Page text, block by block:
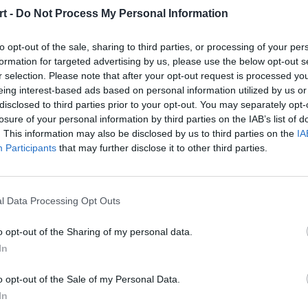
- Do Not Process My Personal Information
opt-out of the sale, sharing to third parties, or processing of your
for targeted advertising by us, please use the below opt-out
selection. Please note that after your opt-out request is processed
interest-based ads based on personal information utilized by us
to third parties prior to your opt-out. You may separately
of your personal information by third parties on the IAB’s list of
This information may also be disclosed by us to third parties on the
Participants that may further disclose it to other third parties.
Data Processing Opt Outs
opt-out of the Sharing of my personal data.
opt-out of the Sale of my Personal Data.
oraz Pawła "Czekolada" Szczepanika do
oczekiwań pojawili się dwaj Polacy.
TEŻ:
polskich graczy League of Legends w 2021 roku
i Czekolad według źródeł portalu
mają
otrzymaliśmy potwierdzenie tych plotek, a polscy
gra na francuskiej scenie będzie czymś nowym. Można
rozgrywek, gdzie i toplaner, i midlaner